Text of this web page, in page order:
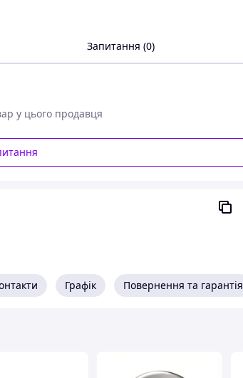
Запитання (0)
у цього продавця
Графік Повернення та гарантія